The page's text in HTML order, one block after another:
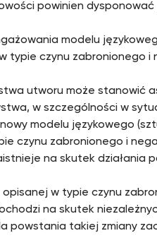
powinien
modelu
typie czynu zabronionego i
utworu może stanowić
w szczególności w
modelu językowego
czynu zabronionego i
na skutek działania
w typie czynu
na skutek
powstania takiej zmiany